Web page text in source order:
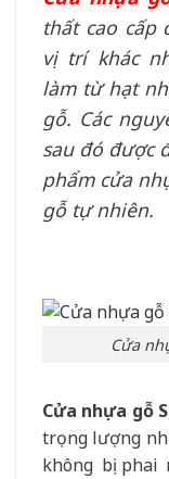
thất cao cấp
vị trí khác
làm từ hạt
gỗ. Các
sau đó được
phẩm cửa
gỗ tự nhiên.
Cửa
Cửa nhựa gỗ
trọng lượng
không bị phai